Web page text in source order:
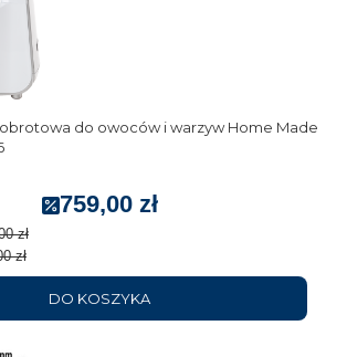
do owoców i warzyw Home Made
759,00 zł
zł
zł
DO KOSZYKA